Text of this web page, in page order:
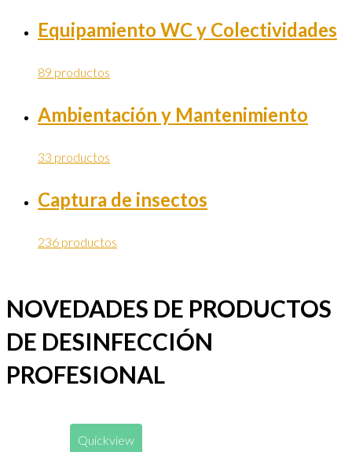
Equipamiento WC y Colectividades
89 productos
Ambientación y Mantenimiento
33 productos
Captura de insectos
236 productos
NOVEDADES DE PRODUCTOS
DE DESINFECCIÓN
PROFESIONAL
Quickview